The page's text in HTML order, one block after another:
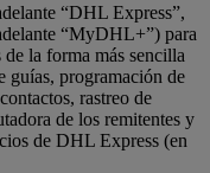
“DHL Express”,
“MyDHL+”) para
la forma más sencilla
guías, programación de
rastreo de
de los remitentes y
de DHL Express (en